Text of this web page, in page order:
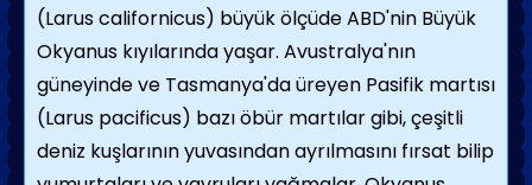
(Larus californicus) büyük ölçüde ABD'nin Büyük
Okyanus kıyılarında yaşar. Avustralya'nın
güneyinde ve Tasmanya'da üreyen Pasifik martısı
(Larus pacificus) bazı öbür martılar gibi, çeşitli
deniz kuşlarının yuvasından ayrılmasını fırsat bilip